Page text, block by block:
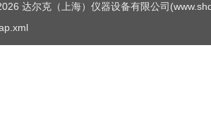
达尔克（上海）仪器设备有限公司